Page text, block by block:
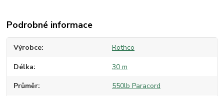
Podrobné informace
Výrobce Rothco
Délka 30 m
Průměr 550lb Paracord